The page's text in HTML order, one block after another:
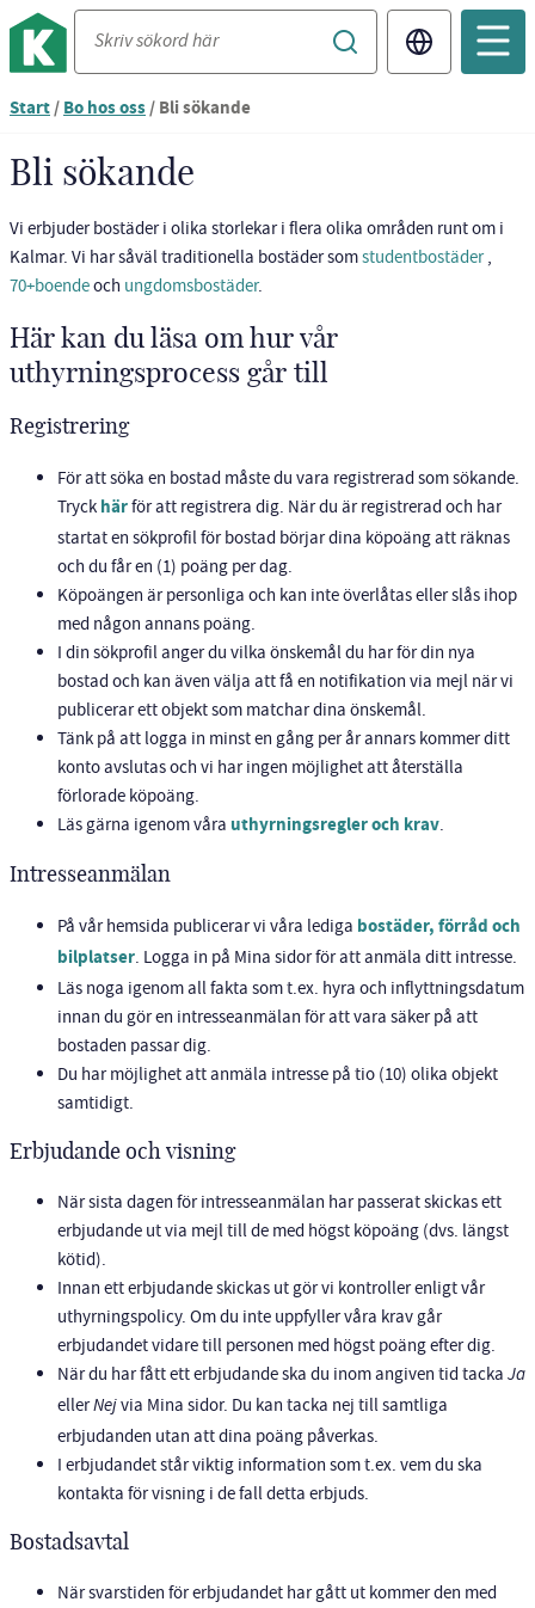
Translate
Du
nu
vid
Start/Bo hos oss/Bli sökande
Bli sökande
Vi erbjuder bostäder i olika storlekar i flera olika områden runt om i
Kalmar. Vi har såväl traditionella bostäder somstudentbostäder,
70+boendeoch ungdomsbostäder.
Här kan du läsa om hur vår
uthyrningsprocess går till
Registrering
För att söka en bostad måste du vara registrerad som sökande.
Tryck härför att registrera dig. När du är registrerad och har
startat en sökprofil för bostad börjar dina köpoäng att räknas
och du får en (1) poäng per dag.
Köpoängen är personliga och kan inte överlåtas eller slås ihop
med någon annans poäng.
I din sökprofil anger du vilka önskemål du har för din nya
bostad och kan även välja att få en notifikation via mejl när vi
publicerar ett objekt som matchar dina önskemål.
Tänk på att logga in minst en gång per år annars kommer ditt
konto avslutas och vi har ingen möjlighet att återställa
förlorade köpoäng.
Läs gärna igenom våra uthyrningsregler och krav.
Intresseanmälan
På vår hemsida publicerar vi våra lediga bostäder, förråd och
bilplatser. Logga in på Mina sidor för att anmäla ditt intresse.
Läs noga igenom all fakta som t.ex. hyra och inflyttningsdatum
innan du gör en intresseanmälan för att vara säker på att
bostaden passar dig.
Du har möjlighet att anmäla intresse på tio (10) olika objekt
samtidigt.
Erbjudande och visning
När sista dagen för intresseanmälan har passerat skickas ett
erbjudande ut via mejl till de med högst köpoäng (dvs. längst
kötid).
Innan ett erbjudande skickas ut gör vi kontroller enligt vår
uthyrningspolicy. Om du inte uppfyller våra krav går
erbjudandet vidare till personen med högst poäng efter dig.
När du har fått ett erbjudande ska du inom angiven tid tacka Ja
ellerNejvia Mina sidor. Du kan tacka nej till samtliga
erbjudanden utan att dina poäng påverkas.
I erbjudandet står viktig information som t.ex. vem du ska
kontakta för visning i de fall detta erbjuds.
Bostadsavtal
När svarstiden för erbjudandet har gått ut kommer den med